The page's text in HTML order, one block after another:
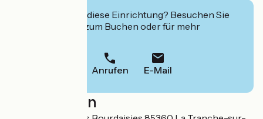
Interessiert Sie diese Einrichtung? Besuchen Sie
deren Website zum Buchen oder für mehr
Anrufen E-Mail
Localisation